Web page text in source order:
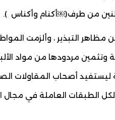
من طرف(￼أكنام وأكناس ).
مظاهر التبذير ، وألزمت
وتثمين مردودها من مواد
ليستفيد أصحاب المقاولات
لكل الطبقات العاملة في مجال